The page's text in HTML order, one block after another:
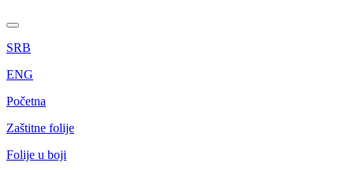
SRB
ENG
Početna
Zaštitne folije
Folije u boji